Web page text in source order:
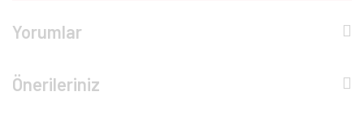
Yorumlar
Önerileriniz